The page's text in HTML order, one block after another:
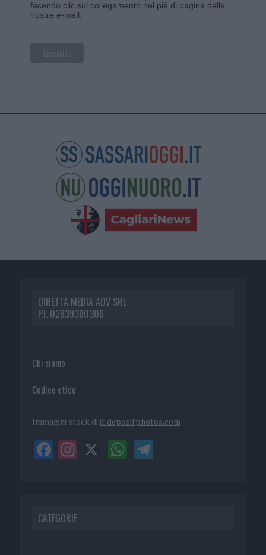
facendo clic sul collegamento nel piè di pagina delle
nostre e-mail.
DIRETTA MEDIA ADV SRL
P.I. 02839380306
Chi siamo
Codice etico
Immagini stock di it.depositphotos.com
CATEGORIE